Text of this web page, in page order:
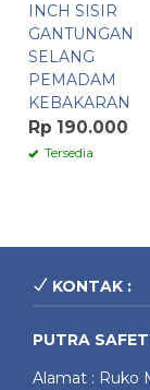
INCH SISIR
GANTUNGAN
SELANG
PEMADAM
KEBAKARAN
Rp 190.000
Tersedia
KONTAK :
PUTRA
Alamat : Ruko